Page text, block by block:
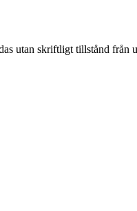
utan skriftligt tillstånd från